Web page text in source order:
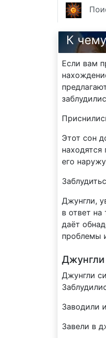
К
Если вам
Этот сон
его
Джунгли,
в ответ
даёт
проблемы
Джунгли
Заводили
Завели в